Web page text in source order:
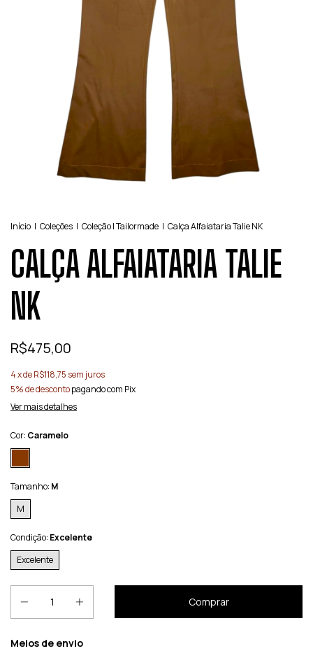
Início | Coleções | Coleção | Tailormade | Calça Alfaiataria Talie NK
CALÇA ALFAIATARIA TALIE
NK
R$475,00
4x deR$118,75 sem juros
5% de descontopagando com Pix
Ver mais detalhes
Cor: Caramelo
Tamanho: M
M
Condição: Excelente
Excelente
Entregas para o CEP:
Meios de envio